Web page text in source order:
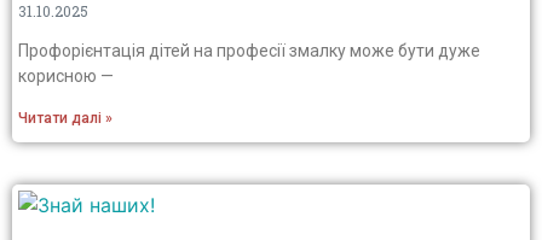
31.10.2025
Профорієнтація дітей на професії змалку може бути дуже
корисною —
Читати далі »